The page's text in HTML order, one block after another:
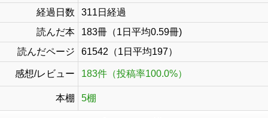
経過日数
311日経過
読んだ本
183冊（1日平均0.59冊)
読んだページ
61542（1日平均197）
感想/レビュー 183件（投稿率100.0%）
本棚 5棚